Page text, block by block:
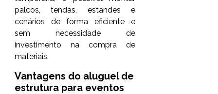
palcos, tendas, estandes e
cenários de forma eficiente e
sem necessidade de
investimento na compra de
materiais.
Vantagens do aluguel de
estrutura para eventos